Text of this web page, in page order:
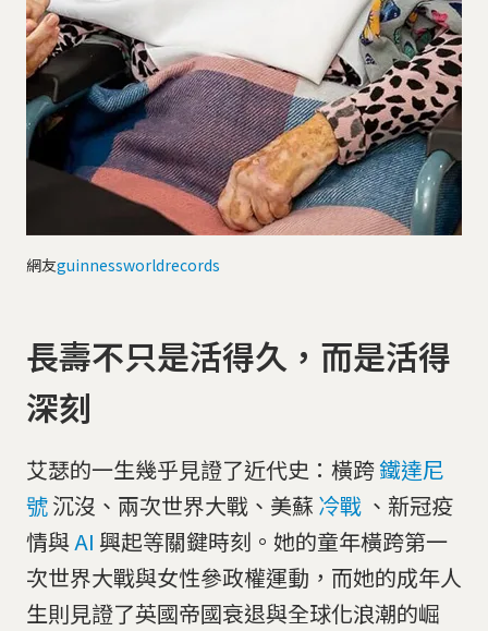
網友guinnessworldrecords
長壽不只是活得久，而是活得
深刻
艾瑟的一生幾乎見證了近代史：橫跨鐵達尼
號沉沒、兩次世界大戰、美蘇 冷戰 、新冠疫
情與AI 興起等關鍵時刻。她的童年橫跨第一
次世界大戰與女性參政權運動，而她的成年人
生則見證了英國帝國衰退與全球化浪潮的崛